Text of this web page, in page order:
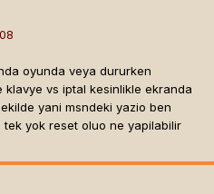
oyunda veya dururken
vs iptal kesinlikle ekranda
yani msndeki yazio ben
yok reset oluo ne yapilabilir